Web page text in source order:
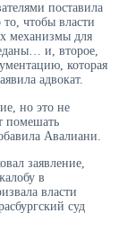
поставила
чтобы власти
механизмы для
и, второе,
которая
адвокат.
но это не
помешать
Авалиани.
заявление,
в
власти
суд